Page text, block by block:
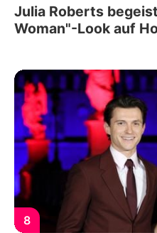
Julia Roberts
Woman"-Look auf
8